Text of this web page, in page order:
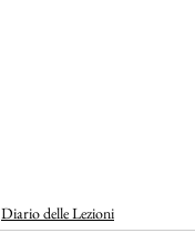
Diario delle Lezioni